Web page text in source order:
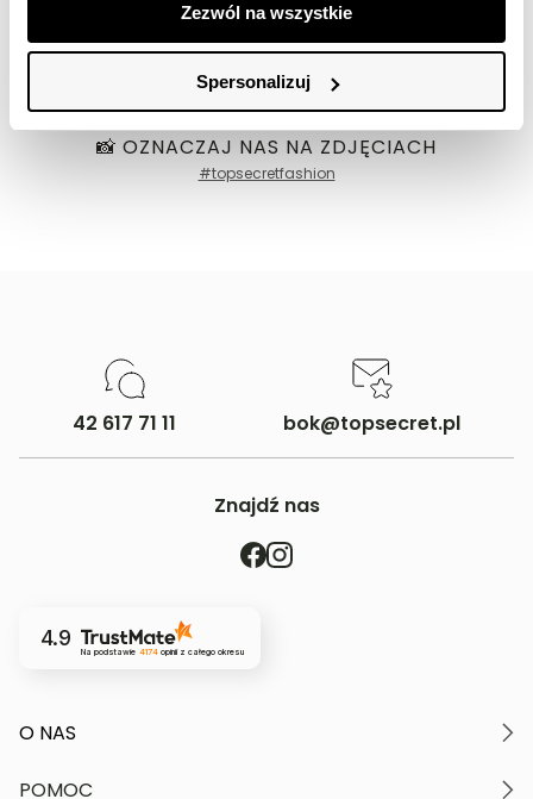
Zezwól na wszystkie
Spersonalizuj
📸 OZNACZAJ NAS NA ZDJĘCIACH
#topsecretfashion
42 617 71 11 bok@topsecret.pl
Znajdź nas
4.9
Na podstawie 4174opinii z całego okresu
O NAS
POMOC